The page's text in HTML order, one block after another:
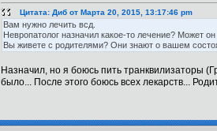
Цитата: Диб от Марта 20, 2015, 13:17:46 pm
Вам нужно лечить всд.
Невропатолог назначил какое-то лечение? Может
Вы живете с родителями? Они знают о вашем
Назначил, но я боюсь пить транквилизаторы
было... После этого боюсь всех лекарств...